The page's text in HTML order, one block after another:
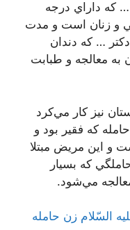
كه داراي درجه
و زنان است و مدت
… كه دندان
معالجه و طبابت
نيز كار مي‌كرد
كه فقير بود و
و اين مريض مبتلا
كه بسيار
مي‌شود.
السّلام زن حامله